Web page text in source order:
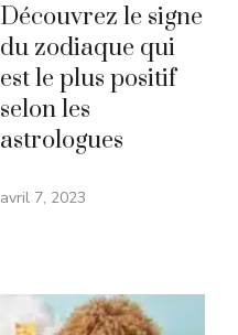
Découvrez le signe
du zodiaque qui
est le plus positif
selon les
astrologues
avril 7, 2023